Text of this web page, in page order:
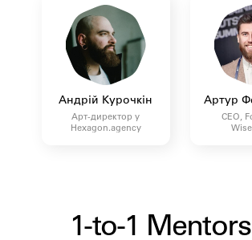
Андрій Курочкін
Арт-директор у
Hexagon.agency
Артур
CEO,
1-to-1